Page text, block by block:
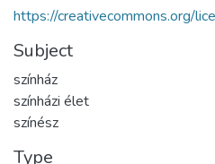
https://creativecommons.org/
Subject
színház
színházi élet
színész
Type